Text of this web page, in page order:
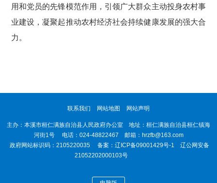
用和党员的先锋模范作用，引领广大群众主动投身农村事
业建设，凝聚起推动农村经济社会持续健康发展的强大合
力。
联系我们 网站地图 网站声明
主办：本溪市桓仁满族自治县人民政府办公室 地址：桓仁满族自治县桓仁镇海
河街1号 电话：024-48822467 邮箱：hrzfb@163.com
政府网站标识码：2105220035 备案： 辽ICP备09001429号-1
辽公网安备
21052202000103号